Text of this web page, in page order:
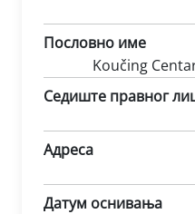
Пословно име
Koučing
Седиште правног
Адреса
Датум оснивања